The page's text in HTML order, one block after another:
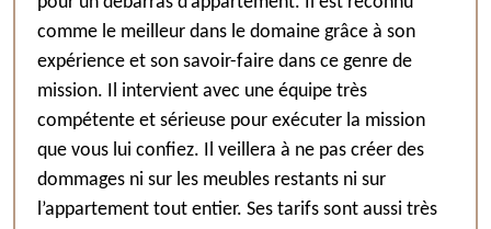
comme le meilleur dans le domaine grâce à son
expérience et son savoir-faire dans ce genre de
mission. Il intervient avec une équipe très
compétente et sérieuse pour exécuter la mission
que vous lui confiez. Il veillera à ne pas créer des
dommages ni sur les meubles restants ni sur
l’appartement tout entier. Ses tarifs sont aussi très